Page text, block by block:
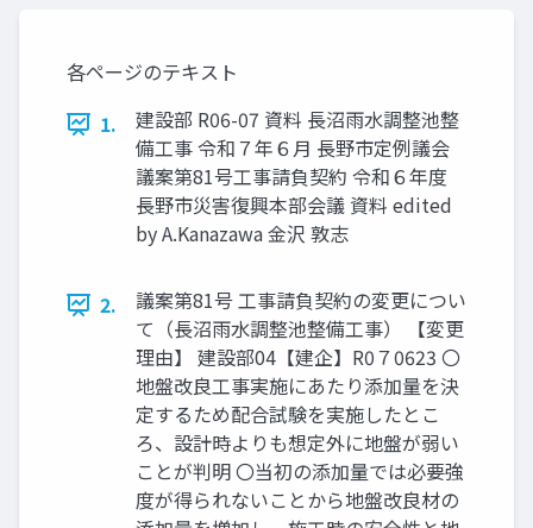
各ページのテキスト
1.
建設部 R06-07 資料 長沼雨水調整池整
備工事 令和７年６月 長野市定例議会
議案第81号工事請負契約 令和６年度
長野市災害復興本部会議 資料 edited
by A.Kanazawa 金沢 敦志
2.
議案第81号 ⼯事請負契約の変更につい
て（⻑沼⾬⽔調整池整備⼯事） 【変更
理由】 建設部04【建企】R0７0623 〇
地盤改良工事実施にあたり添加量を決
定するため配合試験を実施したとこ
ろ、設計時よりも想定外に地盤が弱い
ことが判明 〇当初の添加量では必要強
度が得られないことから地盤改良材の